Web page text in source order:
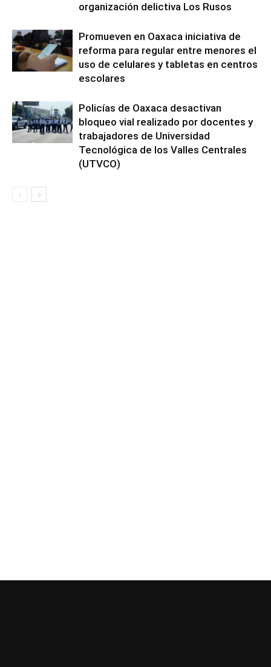
organización delictiva Los Rusos
Promueven en Oaxaca iniciativa de
reforma para regular entre menores el
uso de celulares y tabletas en centros
escolares
Policías de Oaxaca desactivan
bloqueo vial realizado por docentes y
trabajadores de Universidad
Tecnológica de los Valles Centrales
(UTVCO)